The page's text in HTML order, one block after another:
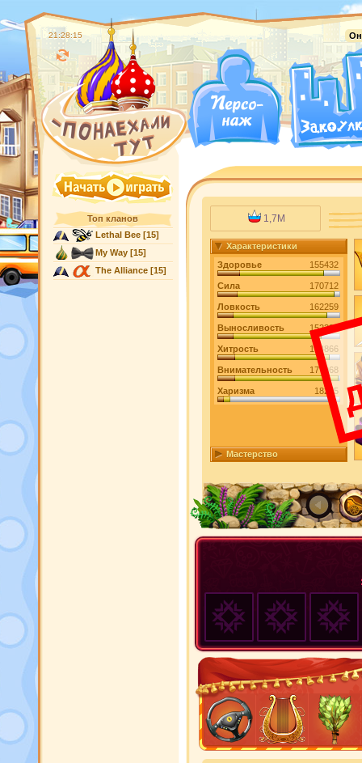
21:28:16
Топ кланов
Lethal Bee[15]
My Way[15]
The Alliance[15]
1,7M
Характеристики
Здоровье
155432
Сила 170712
Ловкость 162259
Выносливость 152399
Хитрость 164866
Внимательность 177068
Харизма 18275
Мастерство